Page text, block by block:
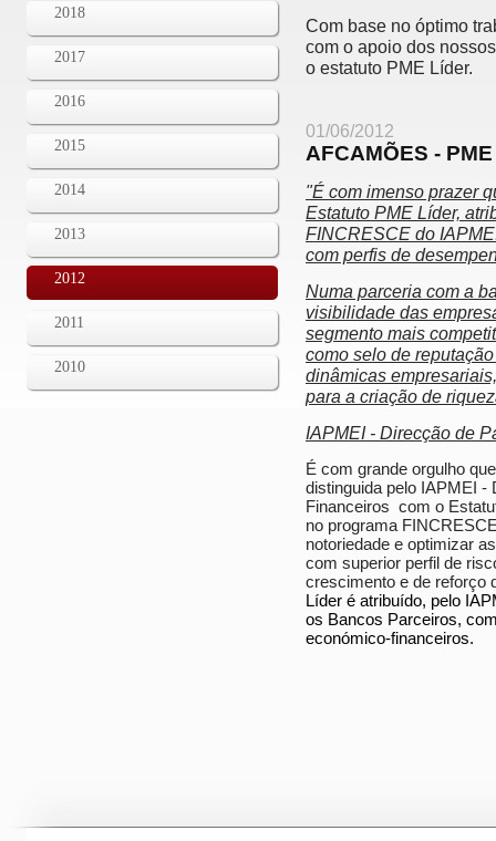
2018
2017
2016
2015
2014
2013
2012
2011
2010
Com base no óptimo
com o apoio dos
o estatuto PME Líder.
01/06/2012
AFCAMÕES -
"É com imenso prazer
Estatuto PME Líder,
FINCRESCE do
com perfis de
Numa parceria com a
visibilidade das
segmento mais
como selo de
dinâmicas
para a criação de
IAPMEI - Direcção de
É com grande orgulho
distinguida pelo IAPMEI -
Financeiros com o
no programa
notoriedade e optimizar
com superior perfil de
crescimento e de reforço
Líder é atribuído, pelo
os Bancos Parceiros,
económico-financeiros.